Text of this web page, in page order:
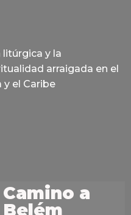
y la
arraigada en el
el Caribe
Camino a
Belém